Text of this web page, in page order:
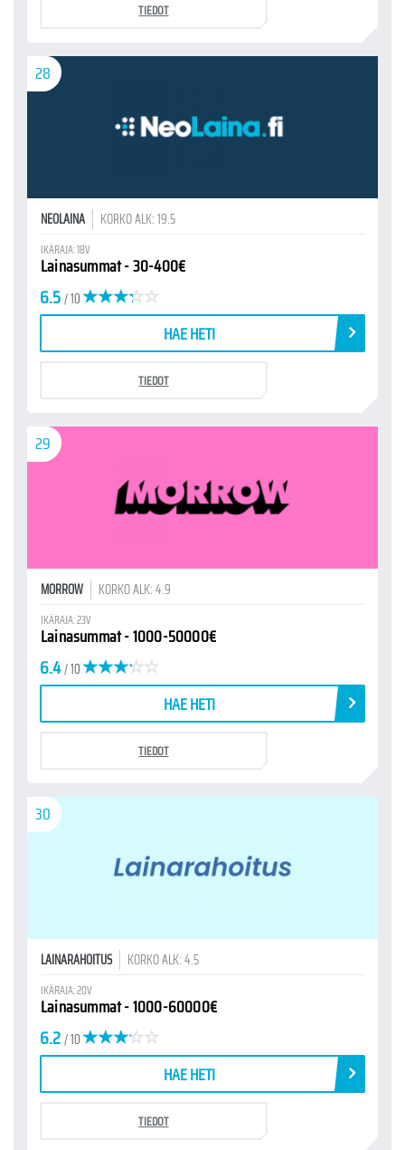
TIEDOT
28
NEOLAINA KORKO ALK: 19.5
IKÄRAJA: 18V
Lainasummat - 30-400€
6.5/ 10
HAE HETI
TIEDOT
29
MORROW KORKO ALK: 4.9
IKÄRAJA: 23V
Lainasummat - 1000-50000€
6.4/ 10
HAE HETI
TIEDOT
30
LAINARAHOITUS KORKO ALK: 4.5
IKÄRAJA: 20V
Lainasummat - 1000-60000€
6.2/ 10
HAE HETI
TIEDOT